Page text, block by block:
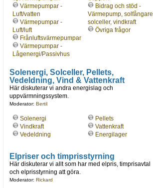
Värmepumpar -
Luft/vatten
Värmepumpar -
Luft/luft
Frånluftsvärmepumpar
Värmepumpar -
Lågenergi/Passivhus
Bidrag och stöd -
Värmepump, solfångare,
solceller, vindkraft
Övriga frågor
Solenergi, Solceller, Pellets,
Vedeldning, Vind & Vattenkraft
Här diskuterar vi andra energislag och
uppvärmningssystem.
Moderator: Bertil
Solenergi
Vindkraft
Vedeldning
Pellets
Vattenkraft
Energilager
Elpriser och timprisstyrning
Här diskuterar vi allt som har med elpris, timprisavtal
och elprisstyrning att göra.
Moderator: Rickard